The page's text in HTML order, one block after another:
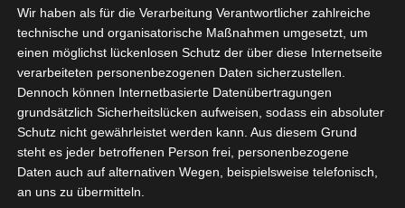
Die Hoffnung war groß, doch nun wird die
Wir haben als für die Verarbeitung Verantwortlicher zahlreiche
technische und organisatorische Maßnahmen umgesetzt, um
einen möglichst lückenlosen Schutz der über diese Internetseite
verarbeiteten personenbezogenen Daten sicherzustellen.
Dennoch können Internetbasierte Datenübertragungen
grundsätzlich Sicherheitslücken aufweisen, sodass ein absoluter
Schutz nicht gewährleistet werden kann. Aus diesem Grund
steht es jeder betroffenen Person frei, personenbezogene
Daten auch auf alternativen Wegen, beispielsweise telefonisch,
an uns zu übermitteln.